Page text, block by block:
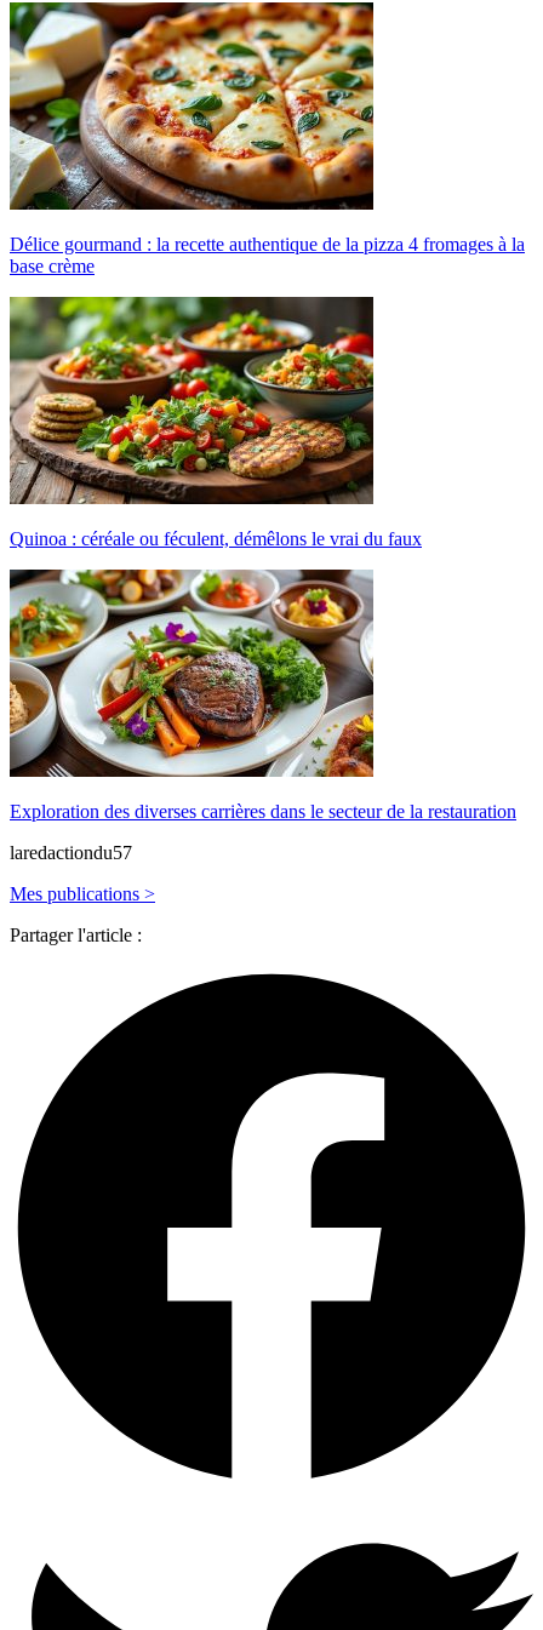
Délice gourmand : la recette authentique de la pizza 4 fromages à la
base crème
Quinoa : céréale ou féculent, démêlons le vrai du faux
Exploration des diverses carrières dans le secteur de la restauration
laredactiondu57
Mes publications >
Partager l'article :